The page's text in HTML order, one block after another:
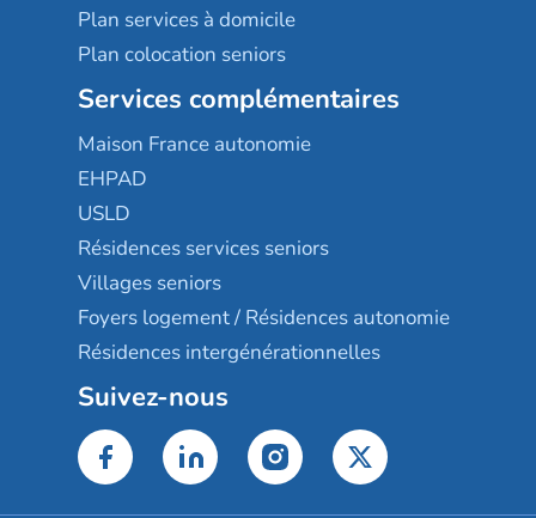
Plan services à domicile
Plan colocation seniors
Services complémentaires
Maison France autonomie
EHPAD
USLD
Résidences services seniors
Villages seniors
Foyers logement / Résidences autonomie
Résidences intergénérationnelles
Suivez-nous